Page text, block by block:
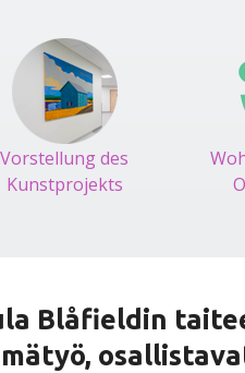
Vorstellung des
Kunstprojekts
Blåfieldin